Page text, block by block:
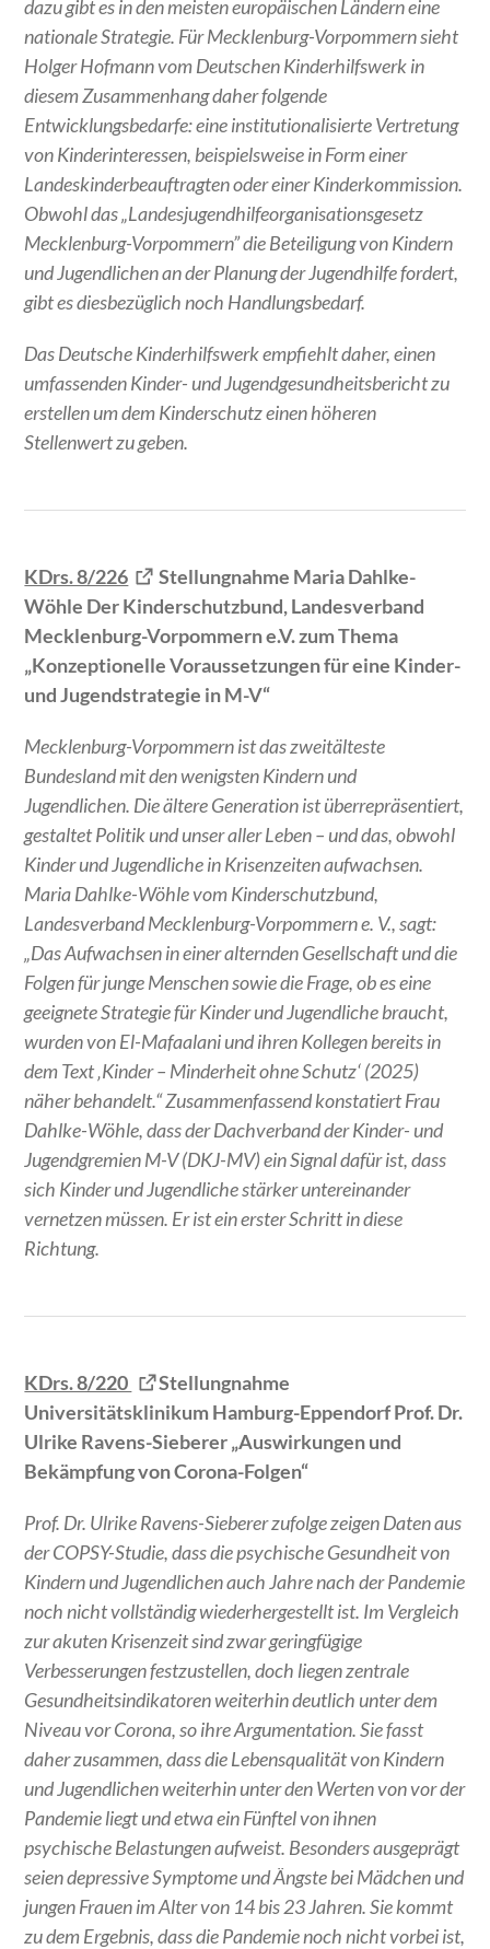
dazu gibt es in den meisten europäischen Ländern eine
nationale Strategie. Für Mecklenburg-Vorpommern sieht
Holger Hofmann vom Deutschen Kinderhilfswerk in
diesem Zusammenhang daher folgende
Entwicklungsbedarfe: eine institutionalisierte Vertretung
von Kinderinteressen, beispielsweise in Form einer
Landeskinderbeauftragten oder einer Kinderkommission.
Obwohl das „Landesjugendhilfeorganisationsgesetz
Mecklenburg-Vorpommern” die Beteiligung von Kindern
und Jugendlichen an der Planung der Jugendhilfe fordert,
gibt es diesbezüglich noch Handlungsbedarf.
Das Deutsche Kinderhilfswerk empfiehlt daher, einen
umfassenden Kinder- und Jugendgesundheitsbericht zu
erstellen um dem Kinderschutz einen höheren
Stellenwert zu geben.
KDrs. 8/226
Stellungnahme Maria Dahlke-
Wöhle Der Kinderschutzbund, Landesverband
Mecklenburg-Vorpommern e.V. zum Thema
„Konzeptionelle Voraussetzungen für eine Kinder-
und Jugendstrategie in M-V“
Mecklenburg-Vorpommern ist das zweitälteste
Bundesland mit den wenigsten Kindern und
Jugendlichen. Die ältere Generation ist überrepräsentiert,
gestaltet Politik und unser aller Leben – und das, obwohl
Kinder und Jugendliche in Krisenzeiten aufwachsen.
Maria Dahlke-Wöhle vom Kinderschutzbund,
Landesverband Mecklenburg-Vorpommern e. V., sagt:
„Das Aufwachsen in einer alternden Gesellschaft und die
Folgen für junge Menschen sowie die Frage, ob es eine
geeignete Strategie für Kinder und Jugendliche braucht,
wurden von El-Mafaalani und ihren Kollegen bereits in
dem Text ‚Kinder – Minderheit ohne Schutz‘ (2025)
näher behandelt.“ Zusammenfassend konstatiert Frau
Dahlke-Wöhle, dass der Dachverband der Kinder- und
Jugendgremien M-V (DKJ-MV) ein Signal dafür ist, dass
sich Kinder und Jugendliche stärker untereinander
vernetzen müssen. Er ist ein erster Schritt in diese
Richtung.
KDrs. 8/220
Stellungnahme
Universitätsklinikum Hamburg-Eppendorf Prof. Dr.
Ulrike Ravens-Sieberer „Auswirkungen und
Bekämpfung von Corona-Folgen“
Prof. Dr. Ulrike Ravens-Sieberer zufolge zeigen Daten aus
der COPSY-Studie, dass die psychische Gesundheit von
Kindern und Jugendlichen auch Jahre nach der Pandemie
noch nicht vollständig wiederhergestellt ist. Im Vergleich
zur akuten Krisenzeit sind zwar geringfügige
Verbesserungen festzustellen, doch liegen zentrale
Gesundheitsindikatoren weiterhin deutlich unter dem
Niveau vor Corona, so ihre Argumentation. Sie fasst
daher zusammen, dass die Lebensqualität von Kindern
und Jugendlichen weiterhin unter den Werten von vor der
Pandemie liegt und etwa ein Fünftel von ihnen
psychische Belastungen aufweist. Besonders ausgeprägt
seien depressive Symptome und Ängste bei Mädchen und
jungen Frauen im Alter von 14 bis 23 Jahren. Sie kommt
zu dem Ergebnis, dass die Pandemie noch nicht vorbei ist,